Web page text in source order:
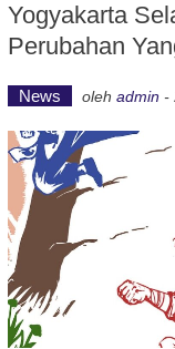
Yogyakarta
Perubahan
News oleh admin -